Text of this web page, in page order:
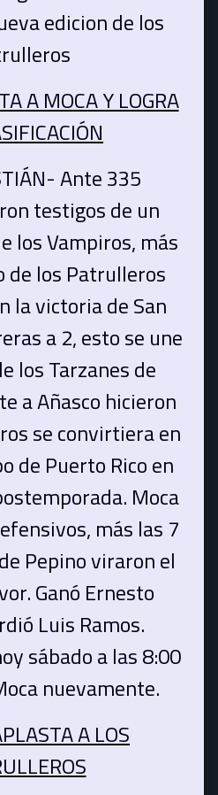
edicion de los
A MOCA Y LOGRA
Ante 335
testigos de un
los Vampiros, más
de los Patrulleros
la victoria de San
a 2, esto se une
los Tarzanes de
a Añasco hicieron
se convirtiera en
de Puerto Rico en
Moca
más las 7
Pepino viraron el
Ganó Ernesto
Luis Ramos.
sábado a las 8:00
nuevamente.
A LOS